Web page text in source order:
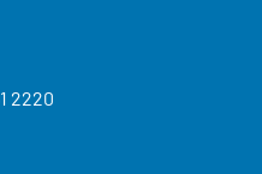
2220